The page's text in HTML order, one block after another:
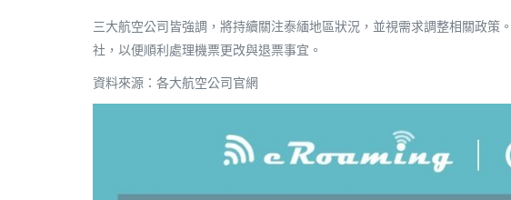
三大航空公司皆強調，將持續關注泰緬地區狀況，並視需求調整相關政
社，以便順利處理機票更改與退票事宜。
資料來源：各大航空公司官網